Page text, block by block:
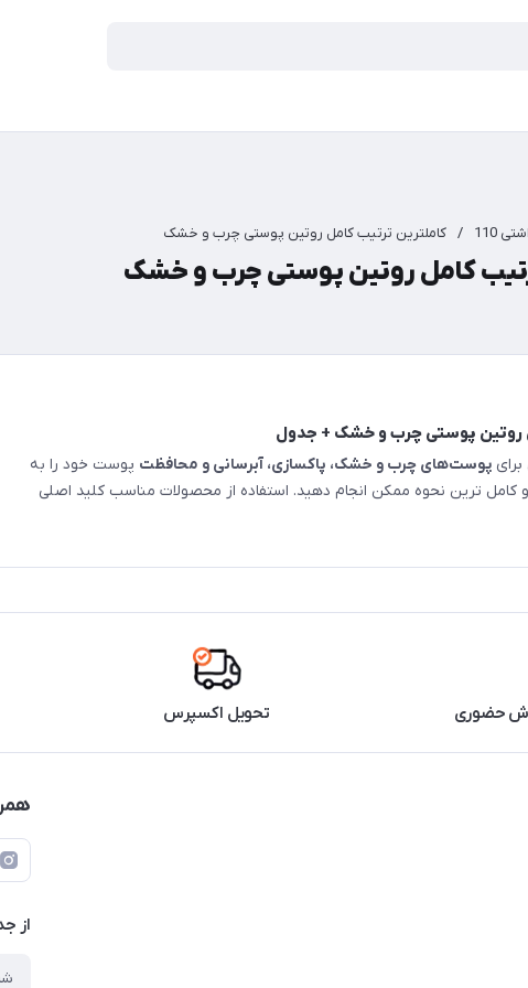
110
/ کاملترین ترتیب کامل روتین پوستی چرب و خشک
کامل روتین پوستی چرب و خشک
روتین پوستی چرب و خشک + جدول
پوست‌های چرب و خشک، پاکسازی، آبرسانی و محافظت پوست خود را به
کامل ترین نحوه ممکن انجام دهید. استفاده از محصولات مناسب کلید اصلی
تحویل اکسپرس
از